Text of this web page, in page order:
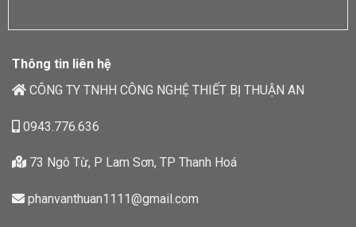
Thông tin liên hệ
CÔNG TY TNHH CÔNG NGHỆ THIẾT BỊ THUẬN AN
0943.776.636
73 Ngô Từ, P Lam Sơn, TP Thanh Hoá
phanvanthuan1111@gmail.com